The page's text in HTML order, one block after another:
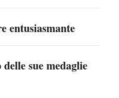
entusiasmante
sue medaglie